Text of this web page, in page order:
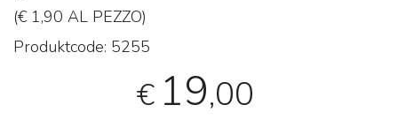
(€ 1,90 AL PEZZO)
Produktcode: 5255
€ 19,00